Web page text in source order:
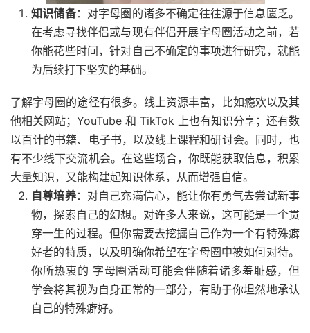
知识储备：对字母圈的诸多不确定往往源于信息匮乏。
在考虑寻找伴侣或与现有伴侣开展字母圈活动之前，若
你能花些时间，针对自己不确定的事项进行研究，就能
为后续打下坚实的基础。
了解字母圈的途径有很多。线上资源丰富，比如瘾欢以及其
他相关网站；YouTube 和 TikTok 上也有知识分享；还有数
以百计的书籍、电子书，以及线上课程和研讨会。同时，也
有不少线下交流机会。在这些场合，你既能获取信息，积累
大量知识，又能构建起知识体系，从而增强自信。
自尊培养：对自己充满信心，能让你有勇气去尝试新事
物，探索自己的幻想。对许多人来说，这可能是一个贯
穿一生的过程。但你需要去挖掘自己作为一个有特殊癖
好者的特质，以及明确你希望在字母圈中被如何对待。
你所热衷的 字母圈活动可能会伴随着诸多羞耻感，但
学会将其视为自身正常的一部分，有助于你坦然地承认
自己的特殊癖好。